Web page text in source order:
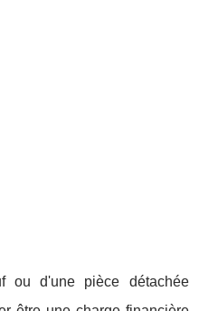
ou d'une pièce détachée